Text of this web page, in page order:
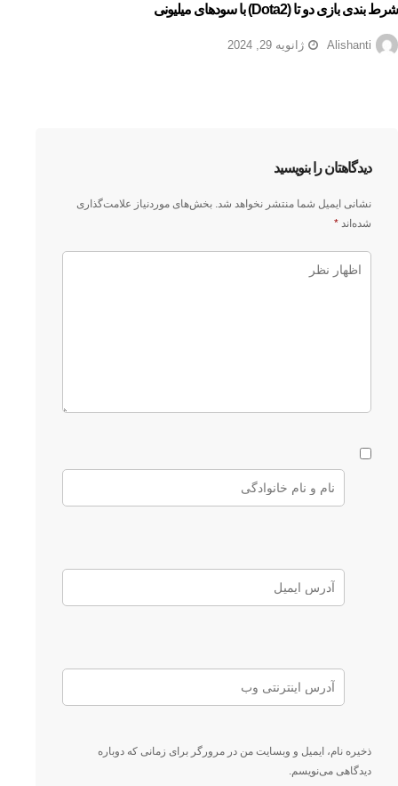
شرط بندی بازی دو تا (dota2) با سودهای میلیونی
Alishanti ژانویه 29, 2024
دیدگاهتان را بنویسید
نشانی ایمیل شما منتشر نخواهد شد. بخش‌های موردنیاز علامت‌گذاری
شده‌اند *
ذخیره نام، ایمیل و وبسایت من در مرورگر برای زمانی که دوباره
دیدگاهی می‌نویسم.